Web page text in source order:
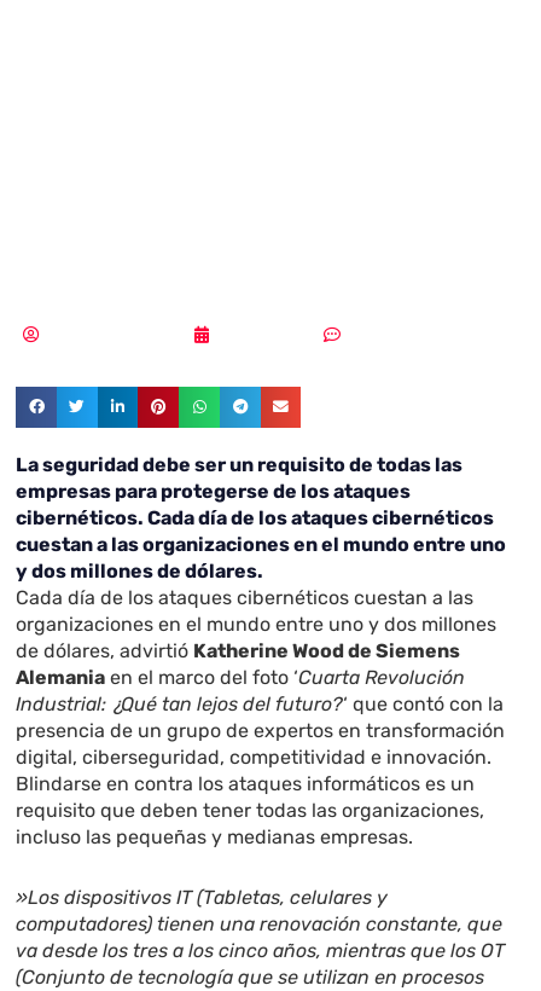
La seguridad debe ser un requisito de todas las
empresas para protegerse de los ataques
cibernéticos. Cada día de los ataques cibernéticos
cuestan a las organizaciones en el mundo entre uno
y dos millones de dólares.
Cada día de los ataques cibernéticos cuestan a las
organizaciones en el mundo entre uno y dos millones
de dólares, advirtió Katherine Wood de Siemens
Alemania en el marco del foto ‘Cuarta Revolución
Industrial: ¿Qué tan lejos del futuro?‘ que contó con la
presencia de un grupo de expertos en transformación
digital, ciberseguridad, competitividad e innovación.
Blindarse en contra los ataques informáticos es un
requisito que deben tener todas las organizaciones,
incluso las pequeñas y medianas empresas.
»Los dispositivos IT (Tabletas, celulares y
computadores) tienen una renovación constante, que
va desde los tres a los cinco años, mientras que los OT
(Conjunto de tecnología que se utilizan en procesos